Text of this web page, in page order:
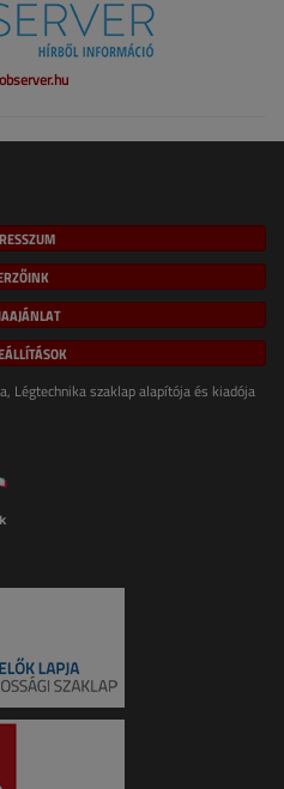
Légtechnika szaklap alapítója és kiadója